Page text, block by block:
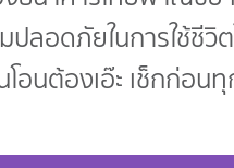
ปลอดภัยในการใช้ชี
โอนต้องเอ๊ะ เช็กก่อน